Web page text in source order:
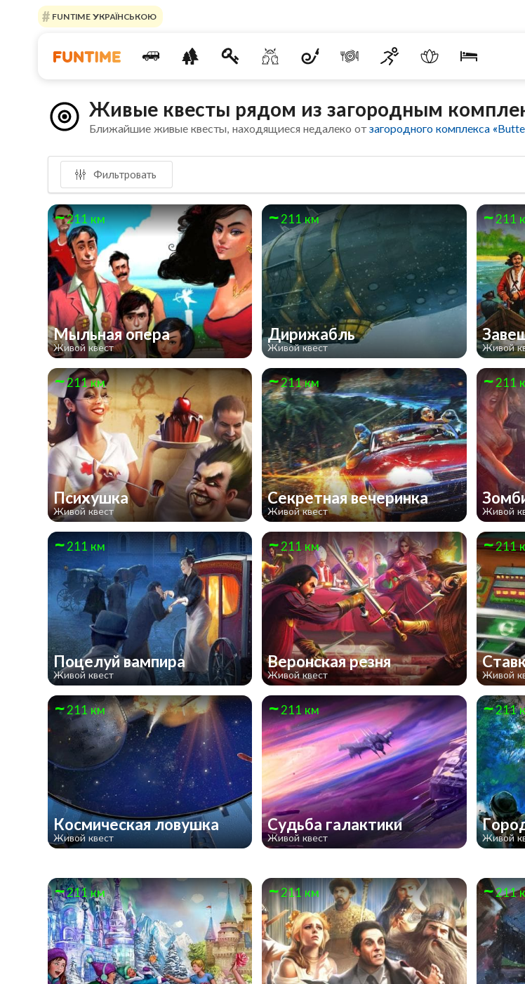
FUNTIME УКРАЇНСЬКОЮ
Живые квесты рядом из загородным
Ближайшие живые квесты, находящиеся недалеко отзагородного комплекса
Фильтровать
211 км
Мыльная опера
Живой квест
211 км
Дирижабль
Живой квест
211
Живой
211 км
Психушка
Живой квест
211 км
Секретная вечеринка
Живой квест
211
Живой
211 км
Поцелуй вампира
Живой квест
211 км
Веронская резня
Живой квест
211
Живой
211 км
Космическая ловушка
Живой квест
211 км
Судьба галактики
Живой квест
211
Живой
211 км 211 км 211